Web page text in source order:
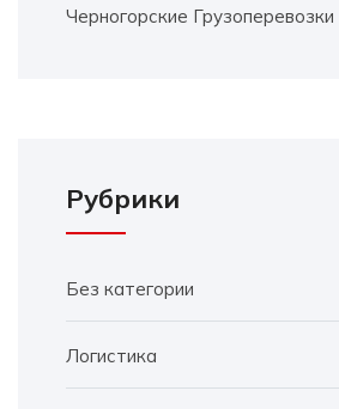
Черногорские Грузоперевозки
Рубрики
Без категории
Логистика